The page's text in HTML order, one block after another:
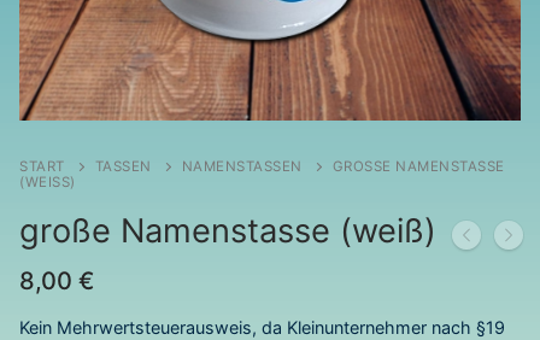
START TASSEN NAMENSTASSEN
GROSSE NAMENSTASSE (
WEISS)
große Namenstasse (weiß)
8,00 €
Kein Mehrwertsteuerausweis, da Kleinunternehmer nach §19